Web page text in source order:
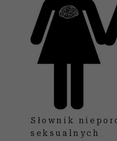
Słownik
seksualnych